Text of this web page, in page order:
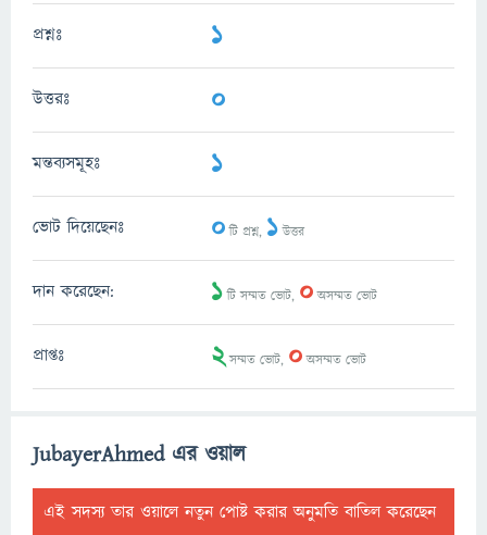
প্রশ্নঃ 1
উত্তরঃ 0
মন্তব্যসমূহঃ 1
ভোট দিয়েছেনঃ 0টি প্রশ্ন, 1উত্তর
দান করেছেন: 1টি সম্মত ভোট, 0অসম্মত ভোট
প্রাপ্তঃ 2সম্মত ভোট, 0অসম্মত ভোট
JubayerAhmed এর ওয়াল
এই সদস্য তার ওয়ালে নতুন পোষ্ট করার অনুমতি বাতিল করেছেন